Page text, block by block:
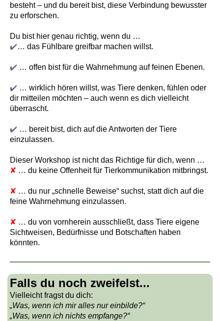
besteht – und du bereit bist, diese Verbindung bewusster
zu erforschen.
Du bist hier genau richtig, wenn du …
✔️… das Fühlbare greifbar machen willst.
✔️ … offen bist für die Wahrnehmung auf feinen Ebenen.
✔️ … wirklich hören willst, was Tiere denken, fühlen oder
dir mitteilen möchten – auch wenn es dich vielleicht
überrascht.
✔️ … bereit bist, dich auf die Antworten der Tiere
einzulassen.
Dieser Workshop ist nicht das Richtige für dich, wenn …
✘ … du keine Offenheit für Tierkommunikation mitbringst.
✘ … du nur „schnelle Beweise“ suchst, statt dich auf die
feine Wahrnehmung einzulassen.
✘ … du von vornherein ausschließt, dass Tiere eigene
Sichtweisen, Bedürfnisse und Botschaften haben
könnten.
Falls du noch zweifelst...
Vielleicht fragst du dich:
„Was, wenn ich mir alles nur einbilde?“
„Was, wenn ich nichts empfange?“